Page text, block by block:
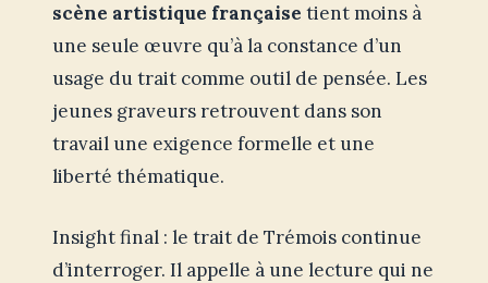
scène artistique française tient moins à
une seule œuvre qu’à la constance d’un
usage du trait comme outil de pensée. Les
jeunes graveurs retrouvent dans son
travail une exigence formelle et une
liberté thématique.
Insight final : le trait de Trémois continue
d’interroger. Il appelle à une lecture qui ne